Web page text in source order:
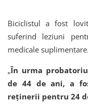
Biciclistul a fost
suferind leziuni
medicale suplimentare.
„În urma
de 44 de ani, a
reținerii pentru 24